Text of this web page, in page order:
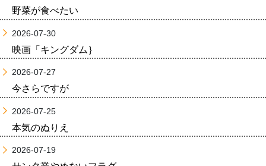
野菜が食べたい
2026-07-30
映画「キングダム｝
2026-07-27
今さらですが
2026-07-25
本気のぬりえ
2026-07-19